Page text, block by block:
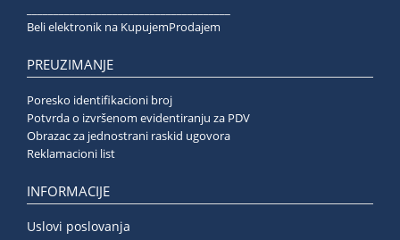
Beli elektronik na KupujemProdajem
PREUZIMANJE
Poresko identifikacioni broj
Potvrda o izvršenom evidentiranju za PDV
Obrazac za jednostrani raskid ugovora
Reklamacioni list
INFORMACIJE
Uslovi poslovanja